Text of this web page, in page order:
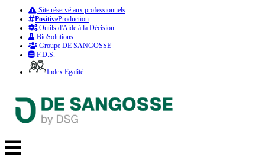
Site réservé aux professionnels
PositiveProduction
Outils d'Aide à la Décision
BioSolutions
Groupe DE SANGOSSE
F.D.S.
Index Egalité